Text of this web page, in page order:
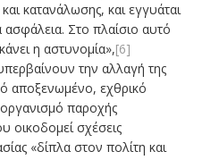
κατανάλωσης, και εγγυάται
ασφάλεια. Στο πλαίσιο αυτό
η αστυνομία»,[6]
την αλλαγή της
αποξενωμένο, εχθρικό
παροχής
οικοδομεί σχέσεις
«δίπλα στον πολίτη και